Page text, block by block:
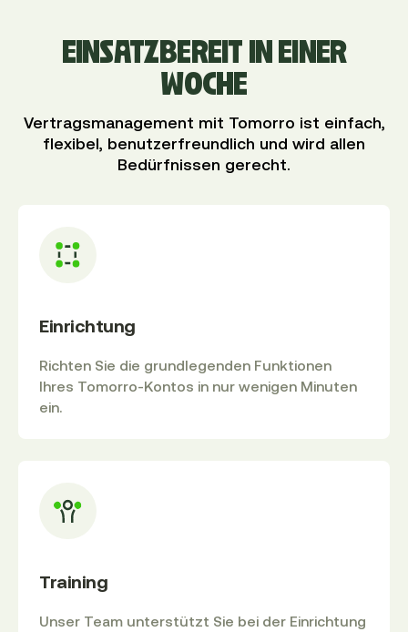
EINSATZBEREIT IN EINER
WOCHE
Vertragsmanagement mit Tomorro ist einfach,
flexibel, benutzerfreundlich und wird allen
Bedürfnissen gerecht.
Einrichtung
Richten Sie die grundlegenden Funktionen
Ihres Tomorro-Kontos in nur wenigen Minuten
ein.
Training
Unser Team unterstützt Sie bei der Einrichtung